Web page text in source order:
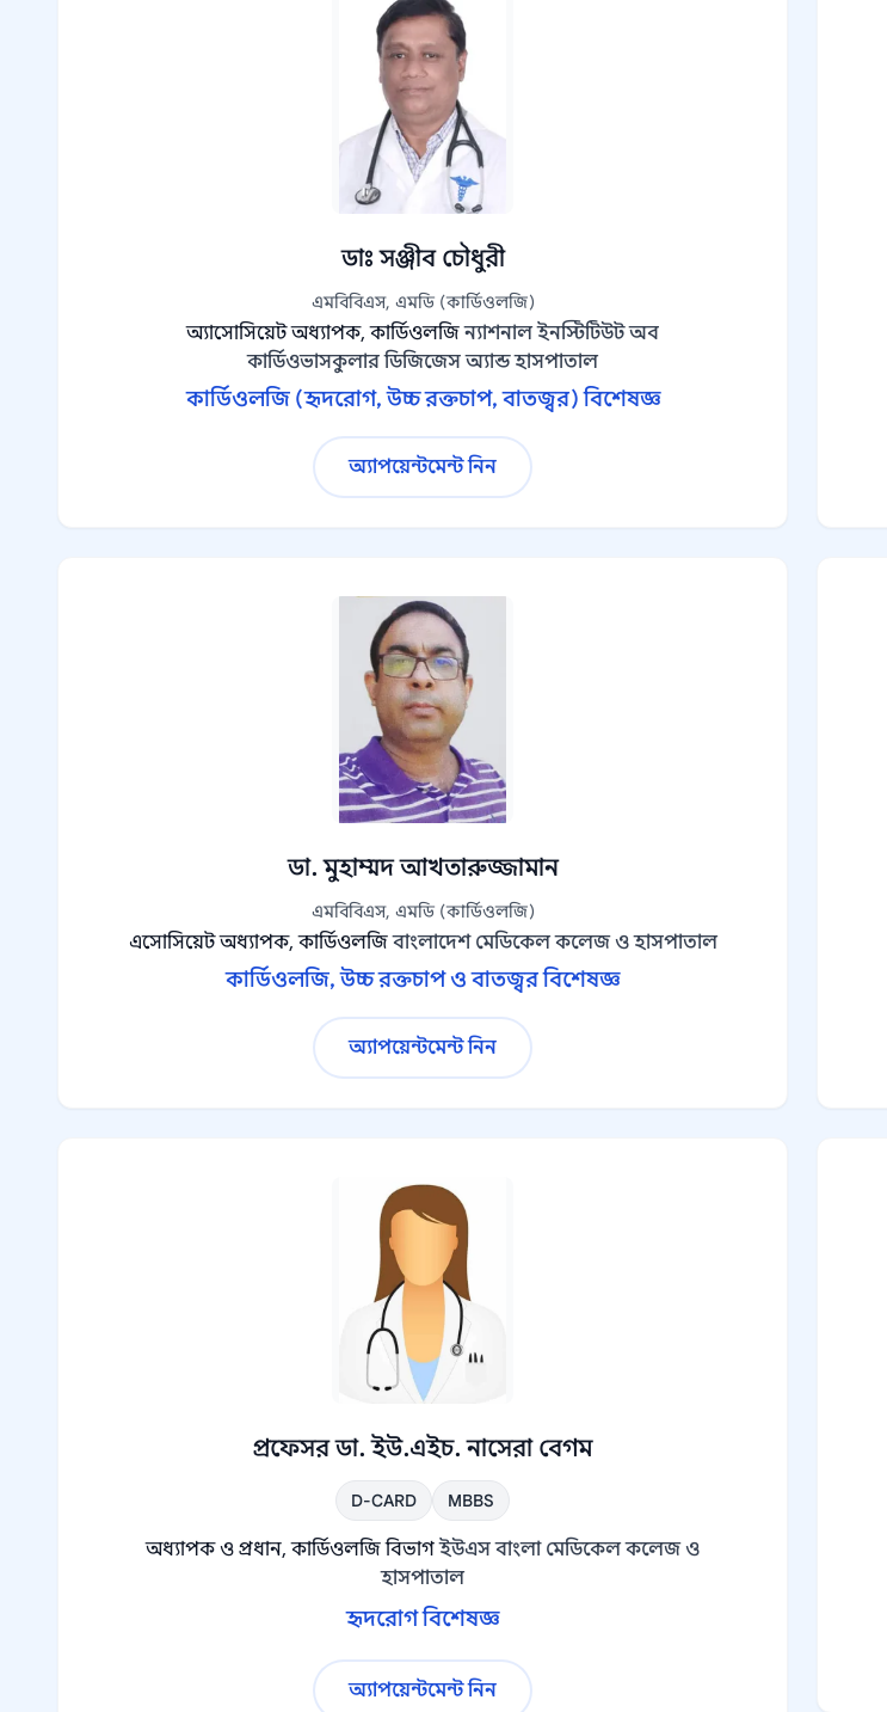
ডাঃ সঞ্জীব চৌধুরী
এমবিবিএস, এমডি (কার্ডিওলজি)
অ্যাসোসিয়েট অধ্যাপক, কার্ডিওলজি ন্যাশনাল ইনস্টিটিউট অব
কার্ডিওভাসকুলার ডিজিজেস অ্যান্ড হাসপাতাল
কার্ডিওলজি (হৃদরোগ, উচ্চ রক্তচাপ, বাতজ্বর) বিশেষজ্ঞ
অ্যাপয়েন্টমেন্ট নিন
ডা. মুহাম্মদ আখতারুজ্জামান
এমবিবিএস, এমডি (কার্ডিওলজি)
এসোসিয়েট অধ্যাপক, কার্ডিওলজি বাংলাদেশ মেডিকেল কলেজ ও হাসপাতাল
কার্ডিওলজি, উচ্চ রক্তচাপ ও বাতজ্বর বিশেষজ্ঞ
অ্যাপয়েন্টমেন্ট নিন
প্রফেসর ডা. ইউ.এইচ. নাসেরা বেগম
D-CARD MBBS
অধ্যাপক ও প্রধান, কার্ডিওলজি বিভাগ ইউএস বাংলা মেডিকেল কলেজ ও
হাসপাতাল
হৃদরোগ বিশেষজ্ঞ
অ্যাপয়েন্টমেন্ট নিন